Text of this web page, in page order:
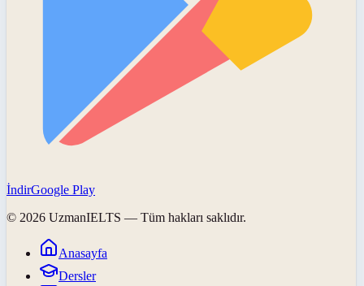
İndirGoogle Play
© 2026 UzmanIELTS — Tüm hakları saklıdır.
Anasayfa
Dersler